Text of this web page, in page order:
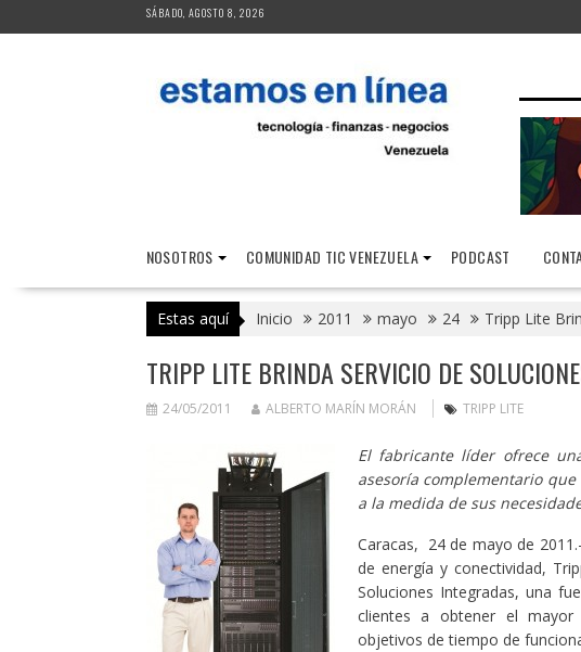
al
SÁBADO, AGOSTO 8, 2026
NOSOTROS COMUNIDAD TIC VENEZUELA PODCAST
Estas aquí Inicio 2011 mayo 24 Tripp Lite
TRIPP LITE BRINDA SERVICIO DE
24/05/2011 ALBERTO MARÍN MORÁN TRIPP LITE
El fabricante líder ofrece
asesoría complementario
a la medida de sus
Caracas, 24 de mayo de
de energía y conectividad,
Soluciones Integradas, una
clientes a obtener el mayor
objetivos de tiempo de